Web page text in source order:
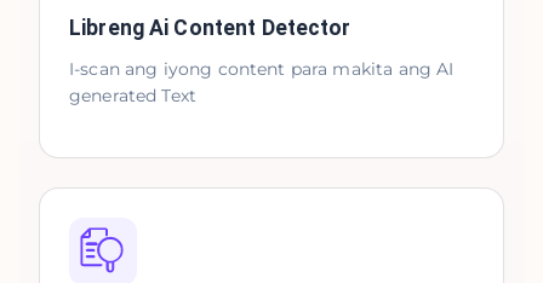
Libreng Ai Content Detector
I-scan ang iyong content para makita ang AI
generated Text